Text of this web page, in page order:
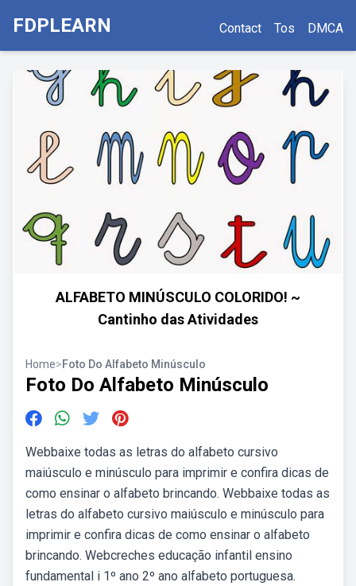
FDPLEARN Contact Tos DMCA
ALFABETO MINÚSCULO COLORIDO! ~
Cantinho das Atividades
Home>Foto Do Alfabeto Minúsculo
Foto Do Alfabeto Minúsculo
Webbaixe todas as letras do alfabeto cursivo
maiúsculo e minúsculo para imprimir e confira dicas de
como ensinar o alfabeto brincando. Webbaixe todas as
letras do alfabeto cursivo maiúsculo e minúsculo para
imprimir e confira dicas de como ensinar o alfabeto
brincando. Webcreches educação infantil ensino
fundamental i 1º ano 2º ano alfabeto portuguesa.